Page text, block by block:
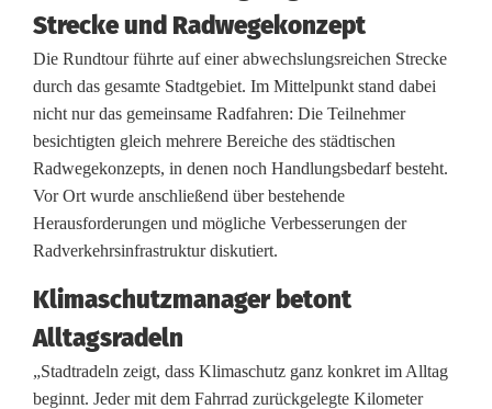
r
a
d
e
l
n
s
t
a
r
Strecke und Radwegekonzept
Die Rundtour führte auf einer abwechslungsreichen Strecke
durch das gesamte Stadtgebiet. Im Mittelpunkt stand dabei
nicht nur das gemeinsame Radfahren: Die Teilnehmer
besichtigten gleich mehrere Bereiche des städtischen
Radwegekonzepts, in denen noch Handlungsbedarf besteht.
Vor Ort wurde anschließend über bestehende
Herausforderungen und mögliche Verbesserungen der
Radverkehrsinfrastruktur diskutiert.
Klimaschutzmanager betont
Alltagsradeln
„Stadtradeln zeigt, dass Klimaschutz ganz konkret im Alltag
beginnt. Jeder mit dem Fahrrad zurückgelegte Kilometer